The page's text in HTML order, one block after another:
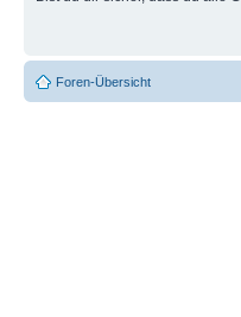
Foren-Übersicht